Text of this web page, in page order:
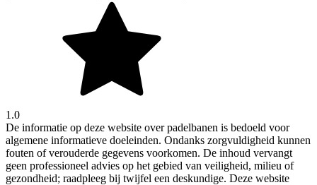
1.0
De informatie op deze website over padelbanen is bedoeld voor
algemene informatieve doeleinden. Ondanks zorgvuldigheid kunnen
fouten of verouderde gegevens voorkomen. De inhoud vervangt
geen professioneel advies op het gebied van veiligheid, milieu of
gezondheid; raadpleeg bij twijfel een deskundige. Deze website